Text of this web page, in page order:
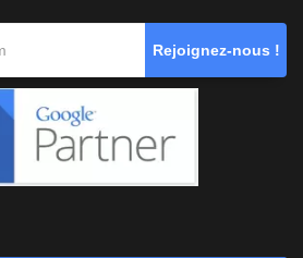
Rejoignez-nous !